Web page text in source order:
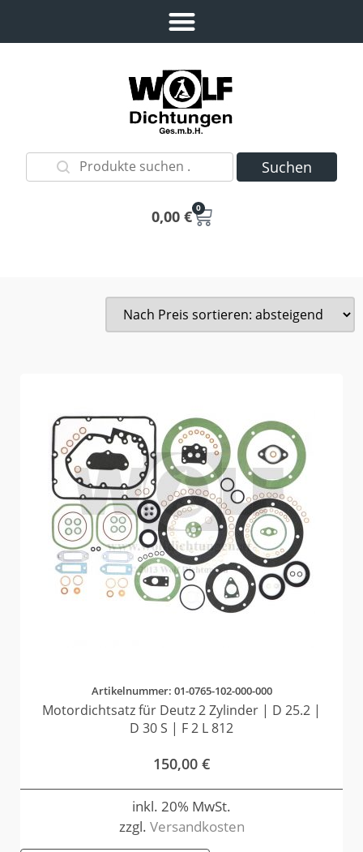
Suchen
0,00 € 0
Artikelnummer: 01-0765-102-000-000
Motordichtsatz für Deutz 2 Zylinder | D 25.2 |
D 30 S | F 2 L 812
150,00 €
inkl. 20% MwSt.
zzgl. Versandkosten